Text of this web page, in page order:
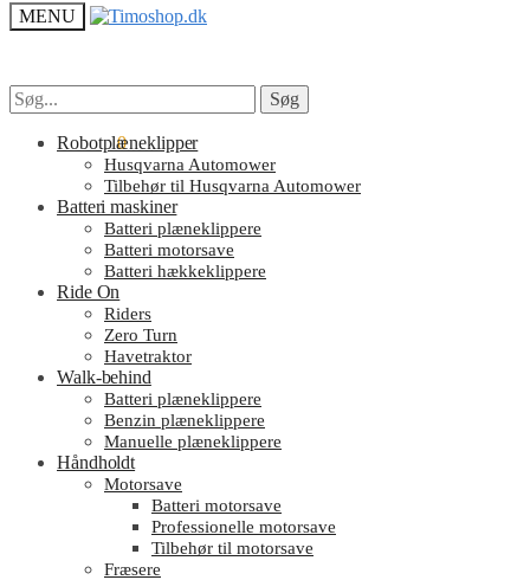
MENU
Søg
efter:
Søg
kr.0.00 0
Søg
efter:
Søg
Robotplæneklipper
Husqvarna Automower
Tilbehør til Husqvarna Automower
Batteri maskiner
Batteri plæneklippere
Batteri motorsave
Batteri hækkeklippere
Ride On
Riders
Zero Turn
Havetraktor
Walk-behind
Batteri plæneklippere
Benzin plæneklippere
Manuelle plæneklippere
Håndholdt
Motorsave
Batteri motorsave
Professionelle motorsave
Tilbehør til motorsave
Fræsere